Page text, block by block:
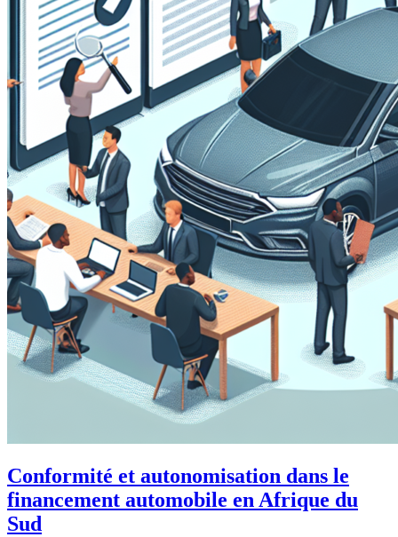
Conformité et autonomisation dans le
financement automobile en Afrique du
Sud